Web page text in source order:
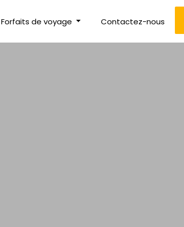
Forfaits de voyage Contactez-nous